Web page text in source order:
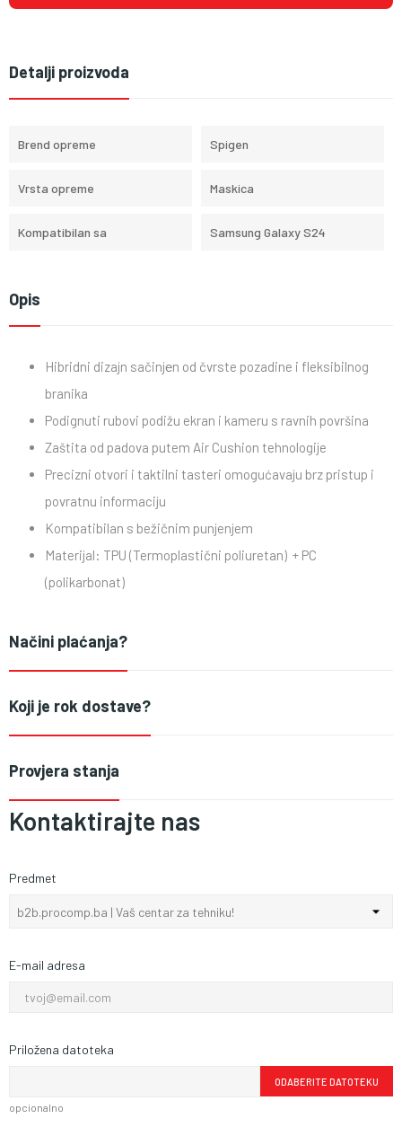
Detalji proizvoda
Brend opreme Spigen
Vrsta opreme Maskica
Kompatibilan sa Samsung Galaxy S24
Opis
Hibridni dizajn sačinjеn od čvrste pozadine i fleksibilnog
branika
Podignuti rubovi podižu ekran i kameru s ravnih površina
Zaštita od padova putem Air Cushion tehnologije
Precizni otvori i taktilni tasteri omogućavaju brz pristup i
povratnu informaciju
Kompatibilan s bežičnim punjenjem
Materijal: TPU (Termoplastični poliuretan) + PC
(polikarbonat)
Načini plaćanja?
Koji je rok dostave?
Provjera stanja
Kontaktirajte nas
Predmet
E-mail adresa
Priložena datoteka
ODABERITE DATOTEKU
opcionalno